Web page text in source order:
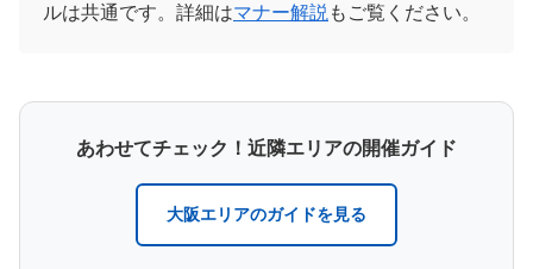
ルは共通です。詳細はマナー解説 もご覧ください。
あわせてチェック！近隣エリアの開催ガイド
大阪エリアのガイドを見る